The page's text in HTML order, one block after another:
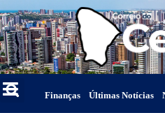
Finanças Últimas Notícias